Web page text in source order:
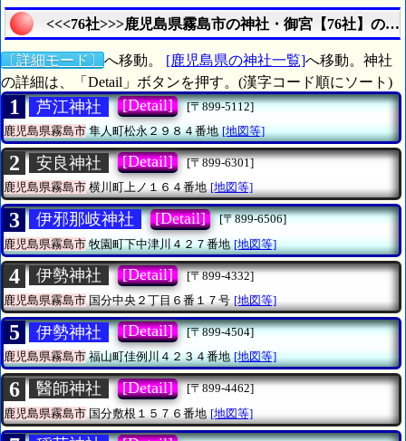
<<<76社>>>鹿児島県霧島市の神社・御宮【76社】の統
〔詳細モード〕 へ移動。 [鹿児島県の神社一覧]へ移動。神社
の詳細は、「Detail」ボタンを押す。(漢字コード順にソート)
1 芦江神社 [Detail]
[〒899-5112]
鹿児島県霧島市隼人町松永２９８４番地 [地図等]
2 安良神社 [Detail]
[〒899-6301]
鹿児島県霧島市横川町上ノ１６４番地 [地図等]
3 伊邪那岐神社 [Detail]
[〒899-6506]
鹿児島県霧島市牧園町下中津川４２７番地 [地図等]
4 伊勢神社 [Detail]
[〒899-4332]
鹿児島県霧島市 国分中央２丁目６番１７号 [地図等]
5 伊勢神社 [Detail]
[〒899-4504]
鹿児島県霧島市福山町佳例川４２３４番地 [地図等]
6 醫師神社 [Detail]
[〒899-4462]
鹿児島県霧島市 国分敷根１５７６番地 [地図等]